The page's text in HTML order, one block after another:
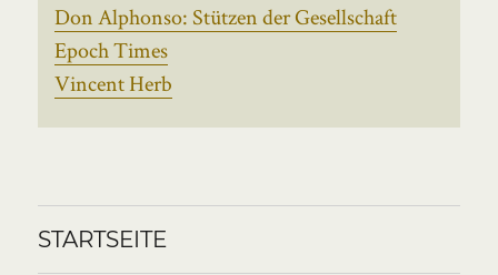
Don Alphonso: Stützen der Gesellschaft
Epoch Times
Vincent Herb
STARTSEITE